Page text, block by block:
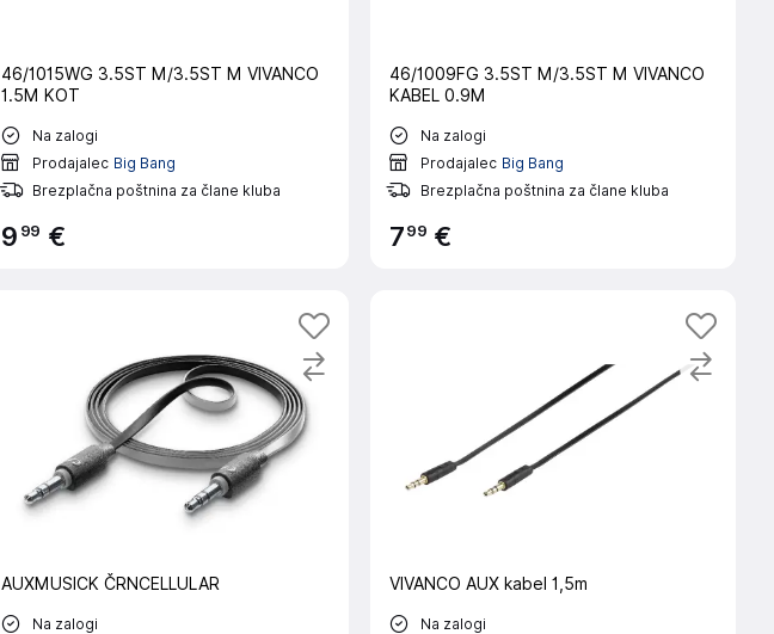
46/1015WG 3.5ST M/3.5ST M VIVANCO
1.5M KOT
Na zalogi
Prodajalec Big Bang
Brezplačna poštnina za člane kluba
9 99 €
46/1009FG 3.5ST M/3.5ST M VIVANCO
KABEL 0.9M
Na zalogi
Prodajalec Big Bang
Brezplačna poštnina za člane kluba
799 €
AUXMUSICK ČRNCELLULAR
Na zalogi
VIVANCO AUX kabel 1,5m
Na zalogi